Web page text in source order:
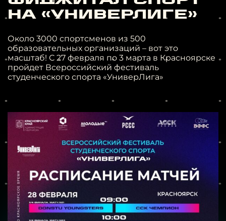
на «УниверЛиге»
Около 3000 спортсменов из 500
образовательных организаций – вот это
масштаб! С 27 февраля по 3 марта в Красноярске
пройдет Всероссийский фестиваль
студенческого спорта «УниверЛига»